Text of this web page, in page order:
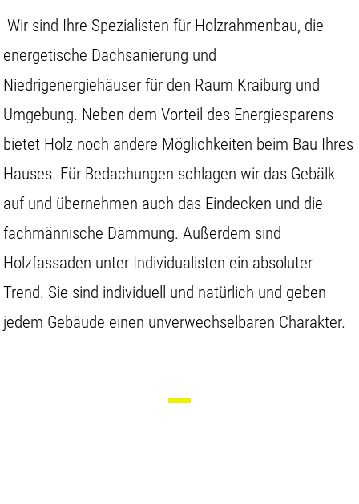
Wir sind Ihre Spezialisten für Holzrahmenbau, die
energetische Dachsanierung und
Niedrigenergiehäuser für den Raum Kraiburg und
Umgebung. Neben dem Vorteil des Energiesparens
bietet Holz noch andere Möglichkeiten beim Bau Ihres
Hauses. Für Bedachungen schlagen wir das Gebälk
auf und übernehmen auch das Eindecken und die
fachmännische Dämmung. Außerdem sind
Holzfassaden unter Individualisten ein absoluter
Trend. Sie sind individuell und natürlich und geben
jedem Gebäude einen unverwechselbaren Charakter.